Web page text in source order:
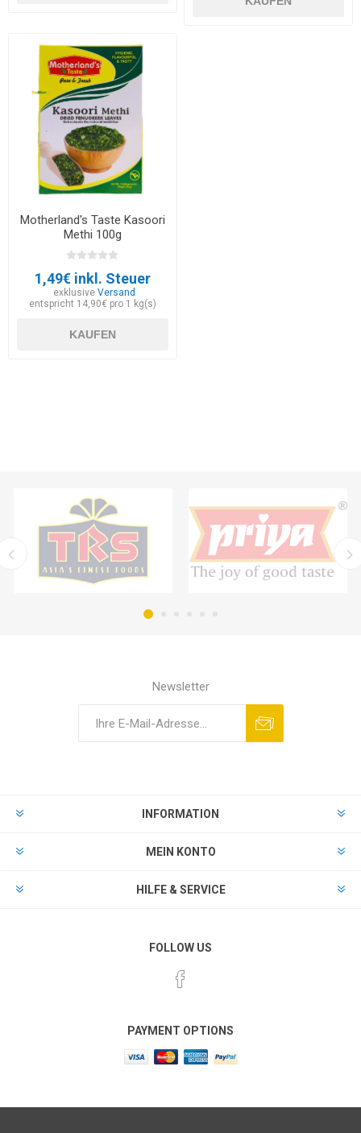
Motherland's Taste Kasoori
Methi 100g
1,49€ inkl. Steuer
exklusiveVersand
entspricht 14,90€ pro 1 kg(s)
KAUFEN
Newsletter
INFORMATION
MEIN KONTO
HILFE & SERVICE
FOLLOW US
PAYMENT OPTIONS